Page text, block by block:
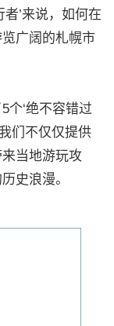
’来说，如何在
广阔的札幌市
个‘绝不容错过
们不仅仅提供
当地游玩攻
史浪漫。